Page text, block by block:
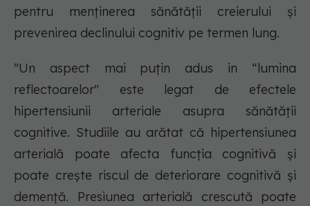
pentru menținerea sănătății creierului și
prevenirea declinului cognitiv pe termen lung.
"Un aspect mai puțin adus in “lumina
reflectoarelor" este legat de efectele
hipertensiunii arteriale asupra sănătății
cognitive. Studiile au arătat că hipertensiunea
arterială poate afecta funcția cognitivă și
poate crește riscul de deteriorare cognitivă și
demență. Presiunea arterială crescută poate